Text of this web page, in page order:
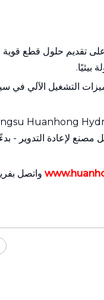
تقديم حلول قطع قوية
بيئيًا.
التشغيل الآلي
لإعادة التدوير -
واتصل